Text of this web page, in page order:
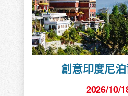
創意印度尼
2026/10/